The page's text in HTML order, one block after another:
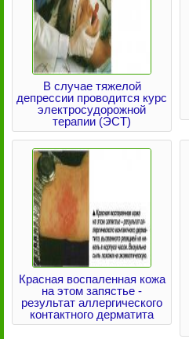
В случае тяжелой
депрессии проводится курс
электросудорожной
терапии (ЭСТ)
Красная воспаленная кожа
на этом запястье -
результат аллергического
контактного дерматита